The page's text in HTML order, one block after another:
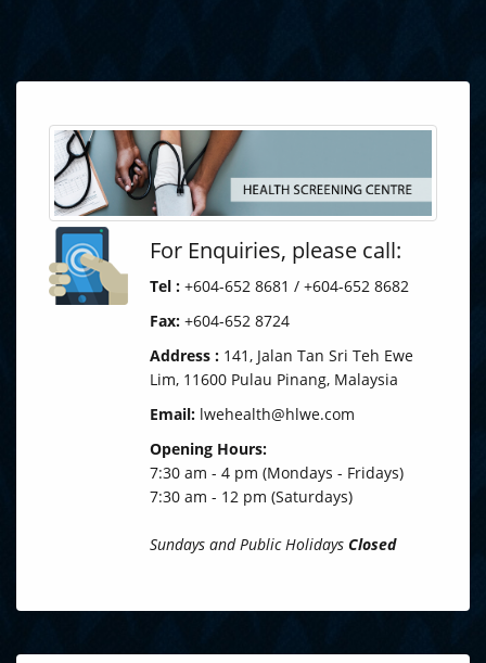
For Enquiries, please call:
Tel : +604-652 8681 / +604-652 8682
Fax: +604-652 8724
Address : 141, Jalan Tan Sri Teh Ewe
Lim, 11600 Pulau Pinang, Malaysia
Email: lwehealth@hlwe.com
Opening Hours:
7:30 am - 4 pm (Mondays - Fridays)
7:30 am - 12 pm (Saturdays)
Sundays and Public Holidays Closed